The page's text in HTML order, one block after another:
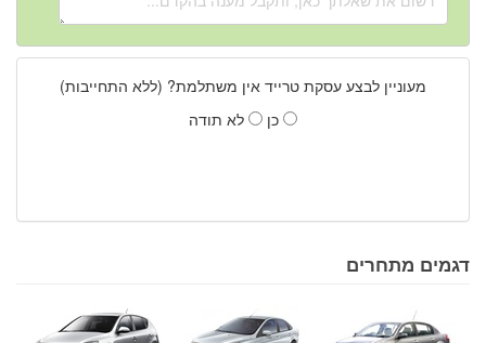
מעוניין לבצע עסקת טרייד אין משתלמת? (ללא התחייבות)
כן
לא תודה
דגמים מתחרים